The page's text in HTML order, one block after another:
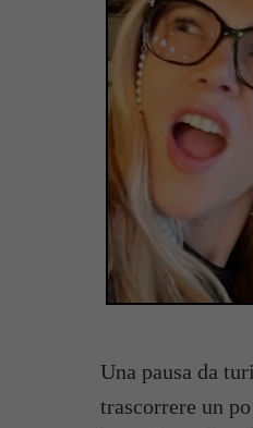
Una pausa da
trascorrere un